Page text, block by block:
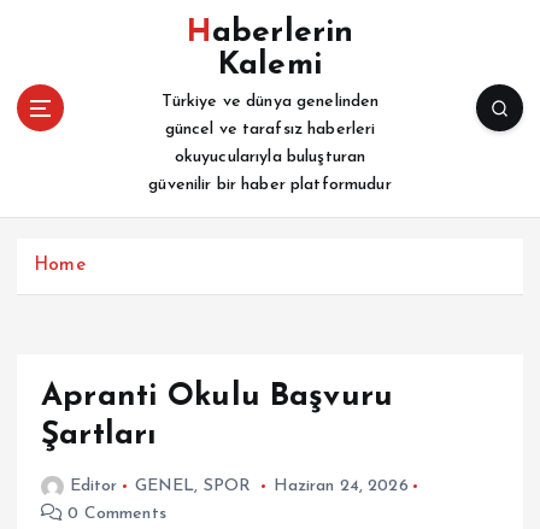
Haberlerin
Kalemi
Türkiye ve dünya genelinden
güncel ve tarafsız haberleri
okuyucularıyla buluşturan
güvenilir bir haber platformudur
Home
Apranti Okulu Başvuru
Şartları
Editor GENEL, SPOR
Haziran 24, 2026
0 Comments